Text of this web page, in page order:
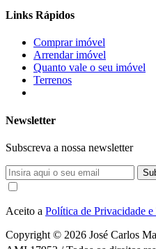
Links Rápidos
Comprar imóvel
Arrendar imóvel
Quanto vale o seu imóvel
Terrenos
Newsletter
Subscreva a nossa newsletter
Aceito a Política de Privacidade
Copyright © 2026 José Carlos